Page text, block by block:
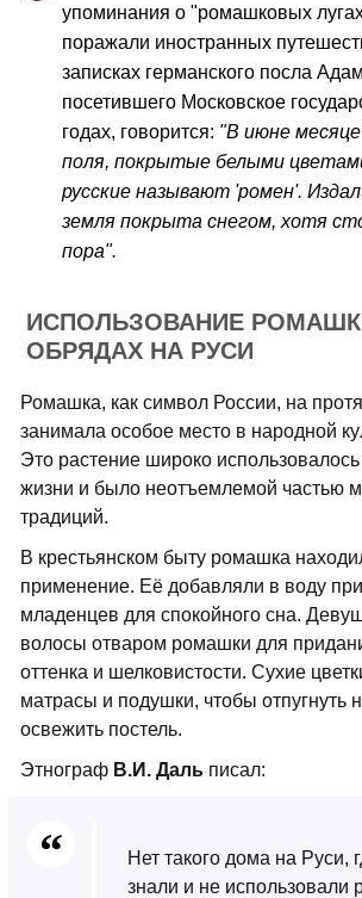
упоминания о "ромашковых
поражали иностранных
записках германского посла
посетившего Московское
годах, говорится: "В июне
поля, покрытые белыми
русские называют 'ромен'.
земля покрыта снегом, хотя
пора".
ИСПОЛЬЗОВАНИЕ
ОБРЯДАХ НА РУСИ
Ромашка, как символ России, на
занимала особое место в народной
Это растение широко
жизни и было неотъемлемой частью
традиций.
В крестьянском быту ромашка
применение. Её добавляли в воду
младенцев для спокойного сна.
волосы отваром ромашки для
оттенка и шелковистости. Сухие
матрасы и подушки, чтобы отпугнуть
освежить постель.
Этнограф В.И. Даль писал:
Нет такого дома на Руси,
знали и не использовали